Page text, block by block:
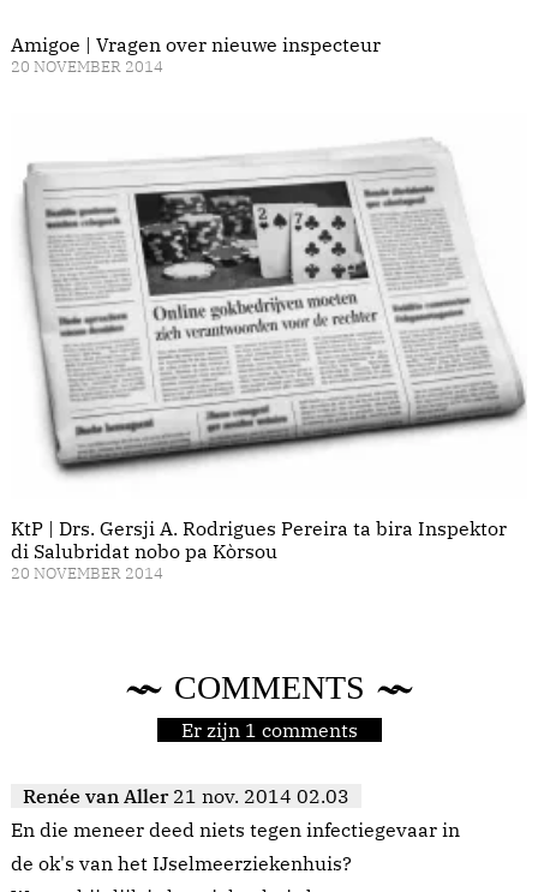
Amigoe | Vragen over nieuwe inspecteur
20 NOVEMBER 2014
KtP | Drs. Gersji A. Rodrigues Pereira ta bira Inspektor
di Salubridat nobo pa Kòrsou
20 NOVEMBER 2014
COMMENTS
Er zijn 1 comments
Renée van Aller 21 nov. 2014 02.03
En die meneer deed niets tegen infectiegevaar in
de ok's van het IJselmeerziekenhuis?